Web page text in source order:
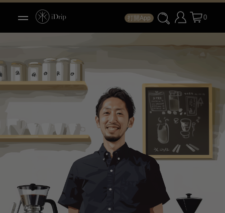
打開App 0